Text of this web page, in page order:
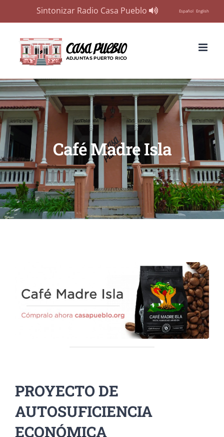
Sintonizar Radio Casa Pueblo Español English
content
Café Madre Isla
PROYECTO DE
AUTOSUFICIENCIA
ECONÓMICA